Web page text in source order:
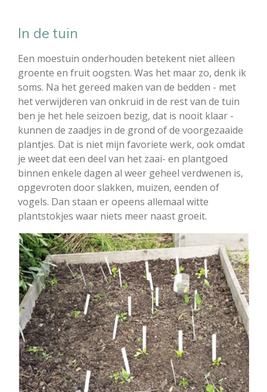
In de tuin
Een moestuin onderhouden betekent niet alleen
groente en fruit oogsten. Was het maar zo, denk ik
soms. Na het gereed maken van de bedden - met
het verwijderen van onkruid in de rest van de tuin
ben je het hele seizoen bezig, dat is nooit klaar -
kunnen de zaadjes in de grond of de voorgezaaide
plantjes. Dat is niet mijn favoriete werk, ook omdat
je weet dat een deel van het zaai- en plantgoed
binnen enkele dagen al weer geheel verdwenen is,
opgevroten door slakken, muizen, eenden of
vogels. Dan staan er opeens allemaal witte
plantstokjes waar niets meer naast groeit.